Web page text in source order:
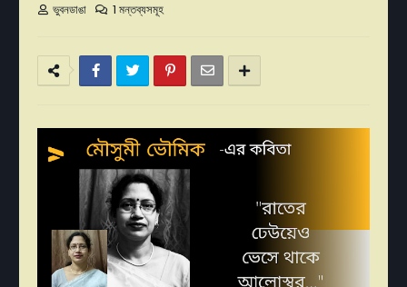
ভুবনডাঙা 1 মন্তব্যসমূহ